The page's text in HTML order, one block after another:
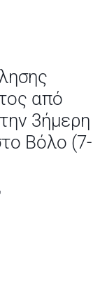
από
3ήμερη
Βόλο (7-